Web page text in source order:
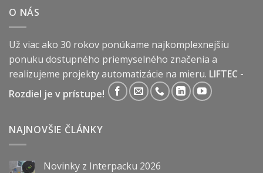
O NÁS
Už viac ako 30 rokov ponúkame najkomplexnejšiu
ponuku dostupného priemyselného značenia a
realizujeme projekty automatizácie na mieru. LIFTEC -
Rozdiel je v prístupe!
NAJNOVŠIE ČLÁNKY
Novinky z Interpacku 2026